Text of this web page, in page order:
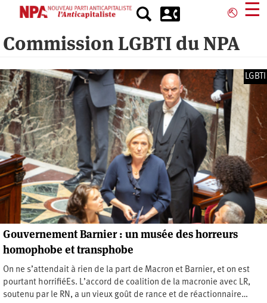
principal
⎋ ☰
Commission LGBTI du NPA
LGBTI
Gouvernement Barnier : un musée des horreurs
homophobe et transphobe
On ne s’attendait à rien de la part de Macron et Barnier, et on est
pourtant horrifiéEs. L’accord de coalition de la macronie avec LR,
soutenu par le RN, a un vieux goût de rance et de réactionnaire…